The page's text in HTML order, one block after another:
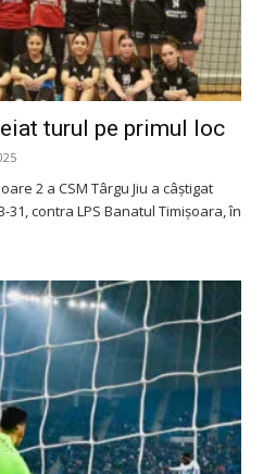
turul pe primul loc
2 a CSM Târgu Jiu a câștigat
31, contra LPS Banatul Timișoara, în